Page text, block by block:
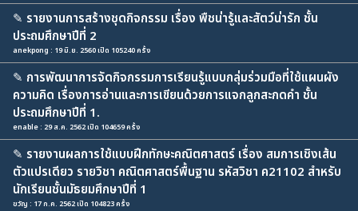
✎ รายงานการสร้างชุดกิจกรรม เรื่อง พืชน่ารู้และสัตว์น่ารัก ชั้น
ประถมศึกษาปีที่ 2
anekpong : 19 มิ.ย. 2560 เปิด 105240 ครั้ง
✎ การพัฒนาการจัดกิจกรรมการเรียนรู้แบบกลุ่มร่วมมือที่ใช้แผนผัง
ความคิด เรื่องการอ่านและการเขียนด้วยการแจกลูกสะกดคำ ชั้น
ประถมศึกษาปีที่ 1.
enable : 29 ส.ค. 2562 เปิด 104659 ครั้ง
✎ รายงานผลการใช้แบบฝึกทักษะคณิตศาสตร์ เรื่อง สมการเชิงเส้น
ตัวแปรเดียว รายวิชา คณิตศาสตร์พื้นฐาน รหัสวิชา ค21102 สำหรับ
นักเรียนชั้นมัธยมศึกษาปีที่ 1
ขวัญ : 17 ก.ค. 2562 เปิด 104823 ครั้ง